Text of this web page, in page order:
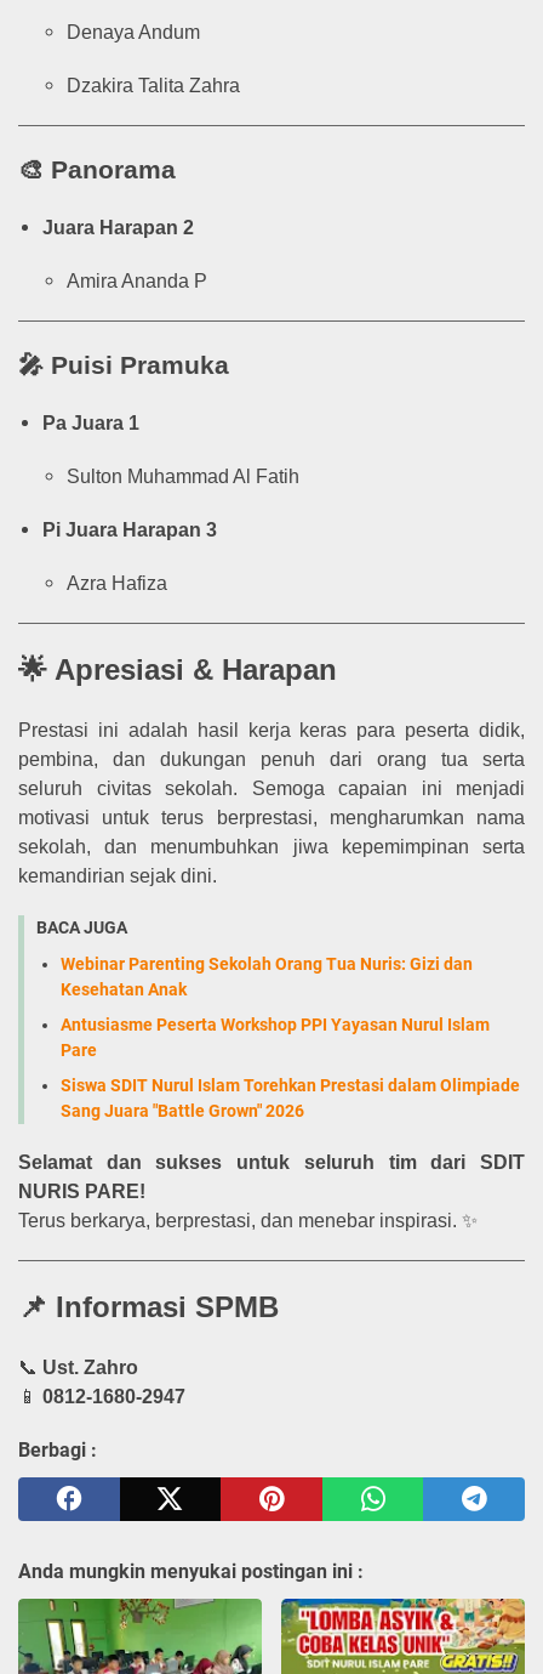
Denaya Andum
Dzakira Talita Zahra
🎨 Panorama
Juara Harapan 2
Amira Ananda P
🎤 Puisi Pramuka
Pa Juara 1
Sulton Muhammad Al Fatih
Pi Juara Harapan 3
Azra Hafiza
🌟 Apresiasi & Harapan
Prestasi ini adalah hasil kerja keras para peserta didik,
pembina, dan dukungan penuh dari orang tua serta
seluruh civitas sekolah. Semoga capaian ini menjadi
motivasi untuk terus berprestasi, mengharumkan nama
sekolah, dan menumbuhkan jiwa kepemimpinan serta
kemandirian sejak dini.
BACA JUGA
Webinar Parenting Sekolah Orang Tua Nuris: Gizi dan
Kesehatan Anak
Antusiasme Peserta Workshop PPI Yayasan Nurul Islam
Pare
Siswa SDIT Nurul Islam Torehkan Prestasi dalam Olimpiade
Sang Juara "Battle Grown" 2026
Selamat dan sukses untuk seluruh tim dari SDIT
NURIS PARE!
Terus berkarya, berprestasi, dan menebar inspirasi. ✨
📌 Informasi SPMB
📞 Ust. Zahro
📱 0812-1680-2947
Berbagi :
Anda mungkin menyukai postingan ini :